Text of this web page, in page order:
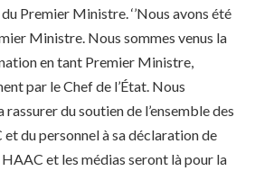
Premier Ministre. ‘’Nous avons été
Ministre. Nous sommes venus la
en tant Premier Ministre,
par le Chef de l’État. Nous
rassurer du soutien de l’ensemble des
du personnel à sa déclaration de
et les médias seront là pour la